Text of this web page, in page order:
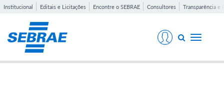
Institucional Editais e Licitações Encontre o SEBRAE Consultores Transparência e
Toggle